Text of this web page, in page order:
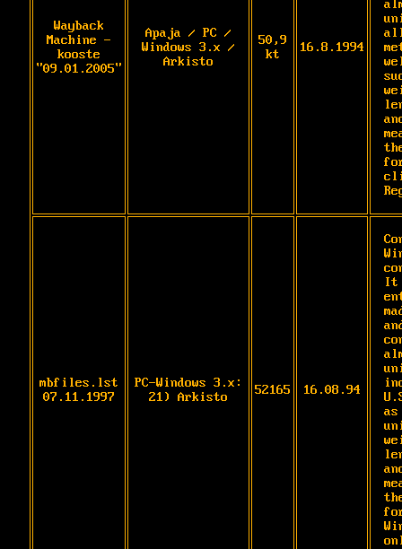
Wayback
Machine -
kooste
"09.01.2005"
Apaja / PC /
Windows 3.x /
Arkisto
50,9
kt
16.8.1994
mbfiles.lst
07.11.1997
PC-Windows 3.x:
21) Arkisto
52165 16.08.94
It